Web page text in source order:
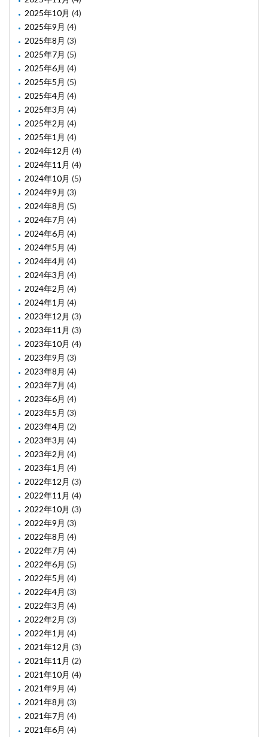
2025年10月 (4)
2025年9月 (4)
2025年8月 (3)
2025年7月 (5)
2025年6月 (4)
2025年5月 (5)
2025年4月 (4)
2025年3月 (4)
2025年2月 (4)
2025年1月 (4)
2024年12月 (4)
2024年11月 (4)
2024年10月 (5)
2024年9月 (3)
2024年8月 (5)
2024年7月 (4)
2024年6月 (4)
2024年5月 (4)
2024年4月 (4)
2024年3月 (4)
2024年2月 (4)
2024年1月 (4)
2023年12月 (3)
2023年11月 (3)
2023年10月 (4)
2023年9月 (3)
2023年8月 (4)
2023年7月 (4)
2023年6月 (4)
2023年5月 (3)
2023年4月 (2)
2023年3月 (4)
2023年2月 (4)
2023年1月 (4)
2022年12月 (3)
2022年11月 (4)
2022年10月 (3)
2022年9月 (3)
2022年8月 (4)
2022年7月 (4)
2022年6月 (5)
2022年5月 (4)
2022年4月 (3)
2022年3月 (4)
2022年2月 (3)
2022年1月 (4)
2021年12月 (3)
2021年11月 (2)
2021年10月 (4)
2021年9月 (4)
2021年8月 (3)
2021年7月 (4)
2021年6月 (4)